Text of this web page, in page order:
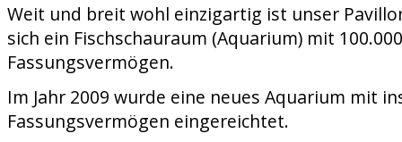
Weit und breit wohl einzigartig ist unser
sich ein Fischschauraum (Aquarium) mit
Fassungsvermögen.
Im Jahr 2009 wurde eine neues Aquarium mit
Fassungsvermögen eingereichtet.